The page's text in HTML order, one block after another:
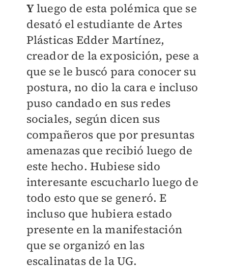
Yluego de esta polémica que se
desató el estudiante de Artes
Plásticas Edder Martínez,
creador de la exposición, pese a
que se le buscó para conocer su
postura, no dio la cara e incluso
puso candado en sus redes
sociales, según dicen sus
compañeros que por presuntas
amenazas que recibió luego de
este hecho. Hubiese sido
interesante escucharlo luego de
todo esto que se generó. E
incluso que hubiera estado
presente en la manifestación
que se organizó en las
escalinatas de la UG.